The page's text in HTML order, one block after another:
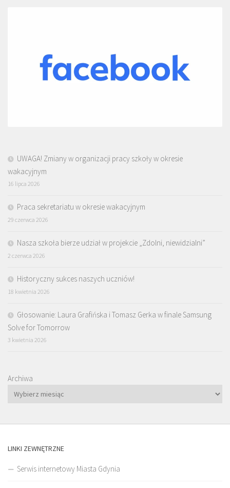
UWAGA! Zmiany w organizacji pracy szkoły w okresie
wakacyjnym
16 lipca 2026
Praca sekretariatu w okresie wakacyjnym
29 czerwca 2026
Nasza szkoła bierze udział w projekcie „Zdolni, niewidzialni”
2 czerwca 2026
Historyczny sukces naszych uczniów!
18 kwietnia 2026
Głosowanie: Laura Grafińska i Tomasz Gerka w finale Samsung
Solve for Tomorrow
3 kwietnia 2026
Archiwa
LINKI ZEWNĘTRZNE
Serwis internetowy Miasta Gdynia